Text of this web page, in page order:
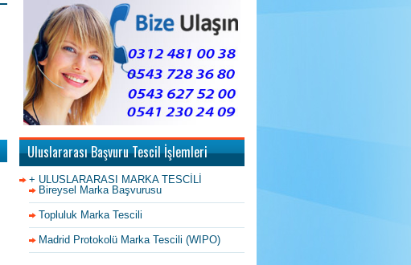
Uluslararası Başvuru Tescil İşlemleri
+ ULUSLARARASI MARKA TESCİLİ
Bireysel Marka Başvurusu
Topluluk Marka Tescili
Madrid Protokolü Marka Tescili (WIPO)